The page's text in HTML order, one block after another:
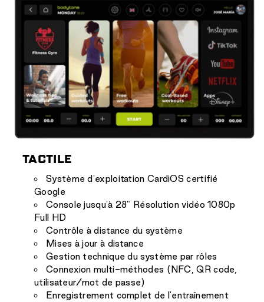
TACTILE
Système d'exploitation CardiOS certifié
Google
Console jusqu'à 28" Résolution vidéo 1080p
Full HD
Contrôle à distance du système
Mises à jour à distance
Gestion technique du système par rôles
Connexion multi-méthodes (NFC, QR code,
utilisateur/mot de passe)
Enregistrement complet de l'entraînement